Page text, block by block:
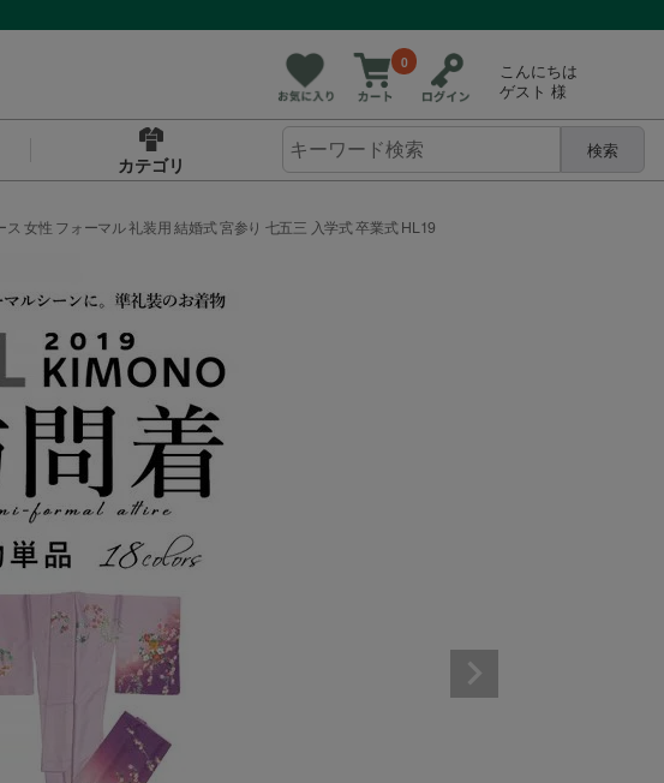
0
こんにちは
ゲスト 様
カテゴリ
検索
ス 女性 フォーマル 礼装用 結婚式 宮参り 七五三 入学式 卒業式 HL19